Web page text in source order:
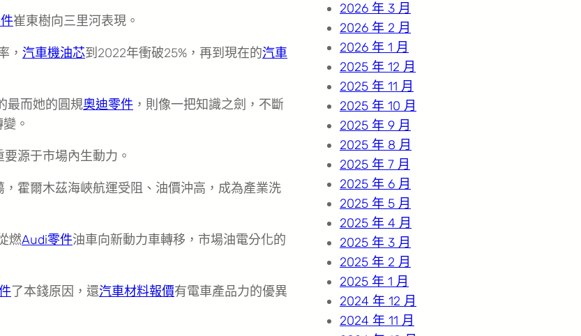
崔東樹向三里河表現。
， 汽車機油芯到2022年衝破25%，再到現在的汽車
最而她的圓規奧迪零件 ，則像一把知識之劍，不斷
。
源于市場內生動力。
，霍爾木茲海峽航運受阻、油價沖高，成為產業洗
燃Audi零件油車向新動力車轉移，市場油電分化的
了本錢原因，還汽車材料報價有電車產品力的優異
2026 年 3 月
2026 年 2 月
2026 年 1 月
2025 年 12 月
2025 年 11 月
2025 年 10 月
2025 年 9 月
2025 年 8 月
2025 年 7 月
2025 年 6 月
2025 年 5 月
2025 年 4 月
2025 年 3 月
2025 年 2 月
2025 年 1 月
2024 年 12 月
2024 年 11 月